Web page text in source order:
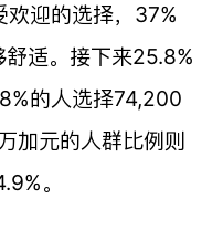
欢迎的选择，37%
适。接下来25.8%
的人选择74,200
加元的人群比例则
。